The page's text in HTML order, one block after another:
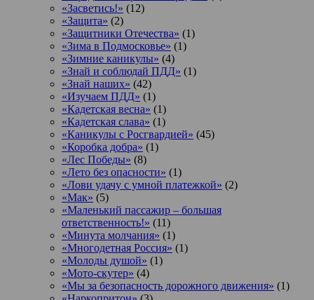
«Засветись!» (12)
«Защита» (2)
«Защитники Отечества» (1)
«Зима в Подмосковье» (1)
«Зимние каникулы» (4)
«Знай и соблюдай ПДД» (1)
«Знай наших» (42)
«Изучаем ПДД» (1)
«Кадетская весна» (1)
«Кадетская слава» (1)
«Каникулы с Росгвардией» (45)
«Коробка добра» (1)
«Лес Победы» (8)
«Лето без опасности» (1)
«Лови удачу с умной платежкой» (2)
«Мак» (5)
«Маленький пассажир – большая
ответственность!» (11)
«Минута молчания» (1)
«Многодетная Россия» (1)
«Молоды душой» (1)
«Мото-скутер» (4)
«Мы за безопасность дорожного движения» (1)